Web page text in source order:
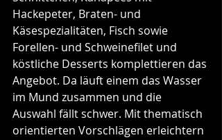
Hackepeter, Braten- und
Käsespezialitäten, Fisch sowie
Forellen- und Schweinefilet und
köstliche Desserts komplettieren das
Angebot. Da läuft einem das Wasser
im Mund zusammen und die
Auswahl fällt schwer. Mit thematisch
orientierten Vorschlägen erleichtern